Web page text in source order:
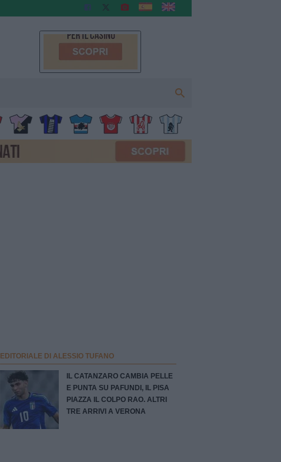
EDITORIALE DI ALESSIO TUFANO
IL CATANZARO CAMBIA PELLE
E PUNTA SU PAFUNDI, IL PISA
PIAZZA IL COLPO RAO. ALTRI
TRE ARRIVI A VERONA